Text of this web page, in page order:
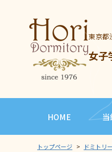
東京都
女子
HOME 当
トップページ > ドミトリ